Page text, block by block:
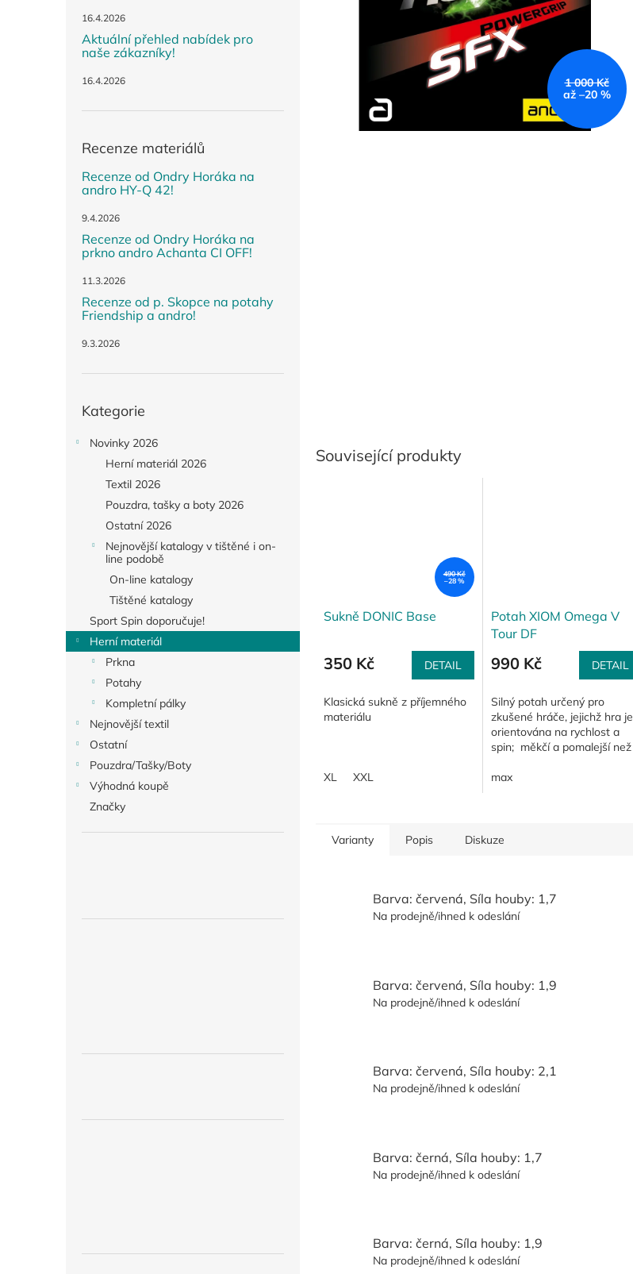
16.4.2026
Aktuální přehled nabídek pro
naše zákazníky!
16.4.2026
Recenze materiálů
Recenze od Ondry Horáka na
andro HY-Q 42!
9.4.2026
Recenze od Ondry Horáka na
prkno andro Achanta CI OFF!
11.3.2026
Recenze od p. Skopce na potahy
Friendship a andro!
9.3.2026
kategorie
Kategorie
Novinky 2026
Herní materiál 2026
Textil 2026
Pouzdra, tašky a boty 2026
Ostatní 2026
Nejnovější katalogy v tištěné i on-
line podobě
On-line katalogy
Tištěné katalogy
Sport Spin doporučuje!
Herní materiál
Prkna
Potahy
Kompletní pálky
Nejnovější textil
Ostatní
Pouzdra/Tašky/Boty
Výhodná koupě
Značky
1 000 Kč
až –20 %
Související produkty
490 Kč
–28 %
Sukně DONIC Base
350 Kč DETAIL
Klasická sukně z příjemného
materiálu
XL XXL
Potah XIOM Omega V
Tour DF
990 Kč DETAIL
Silný potah určený pro
zkušené hráče, jejichž hra je
orientována na rychlost a
spin; měkčí a pomalejší než
technologie Dynamic Friction
max
Varianty Popis Diskuze
Barva: červená, Síla houby: 1,7
Na prodejně/ihned k odeslání
Barva: červená, Síla houby: 1,9
Na prodejně/ihned k odeslání
Barva: červená, Síla houby: 2,1
Na prodejně/ihned k odeslání
Barva: černá, Síla houby: 1,7
Na prodejně/ihned k odeslání
Barva: černá, Síla houby: 1,9
Na prodejně/ihned k odeslání